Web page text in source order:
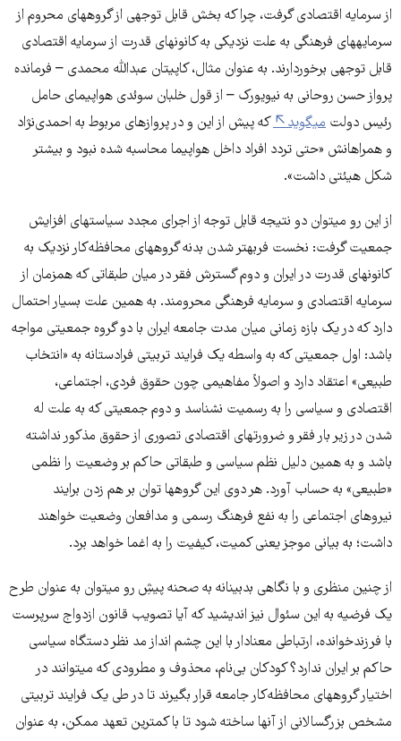
از سرمایه اقتصادی گرفت، چرا که بخش قابل توجهی از گروه­های محروم از
سرمایه­های فرهنگی به علت نزدیکی به کانون­های قدرت از سرمایه اقتصادی
قابل توجهی برخوردارند. به عنوان مثال، کاپیتان عبدالله محمدی – فرمانده
پرواز حسن روحانی به نیویورک – از قول خلبان سوئدی هواپیمای حامل
رئیس دولت می­گوید
که پیش از این و در پروازهای مربوط به احمدی‌نژاد
و همراهانش «حتی تردد افراد داخل هواپیما محاسبه شده نبود و بیشتر
شکل هیئتی داشت».
از این رو می­توان دو نتیجه قابل توجه از اجرای مجدد سیاست­های افزایش
جمعیت گرفت: نخست فربه­تر شدن بدنه گروه­های محافظه‌کار نزدیک به
کانون­های قدرت در ایران و دوم گسترش فقر در میان طبقاتی که همزمان از
سرمایه اقتصادی و سرمایه فرهنگی محرومند. به همین علت بسیار احتمال
دارد که در یک بازه زمانی میان مدت جامعه ایران با دو گروه جمعیتی مواجه
باشد: اول جمعیتی که به واسطه یک فرایند تربیتی فرادستانه به «انتخاب
طبیعی» اعتقاد دارد و اصولاً مفاهیمی چون حقوق فردی، اجتماعی،
اقتصادی و سیاسی را به رسمیت نشناسد و دوم جمعیتی که به علت له
شدن در زیر بار فقر و ضرورت­های اقتصادی تصوری از حقوق مذکور نداشته
باشد و به همین دلیل نظم سیاسی و طبقاتی حاکم بر وضعیت را نظمی
«طبیعی» به حساب آورد. هر دوی این گروه­ها توان بر هم زدن برایند
نیروهای اجتماعی را به نفع فرهنگ رسمی و مدافعان وضعیت خواهند
داشت؛ به بیانی موجز یعنی کمیت، کیفیت را به اغما خواهد برد.
از چنین منظری و با نگاهی بدبینانه به صحنه پیشِ رو می­توان به عنوان طرح
یک فرضیه به این سئوال نیز اندیشید که آیا تصویب قانون ازدواج سرپرست
با فرزندخوانده، ارتباطی معنادار با این چشم انداز مد نظر دستگاه سیاسی
حاکم بر ایران ندارد؟ کودکان بی‌نام، محذوف و مطرودی که می­توانند در
اختیار گروه­های محافظه‌کار جامعه قرار بگیرند تا در طی یک فرایند تربیتی
مشخص بزرگسالانی از آنها ساخته شود تا با کمترین تعهد ممکن، به عنوان